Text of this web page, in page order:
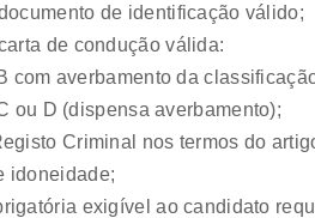
de identificação válido;
de condução válida:
com averbamento da
ou D (dispensa averbamento);
Criminal nos termos do
idoneidade;
exigível ao candidato